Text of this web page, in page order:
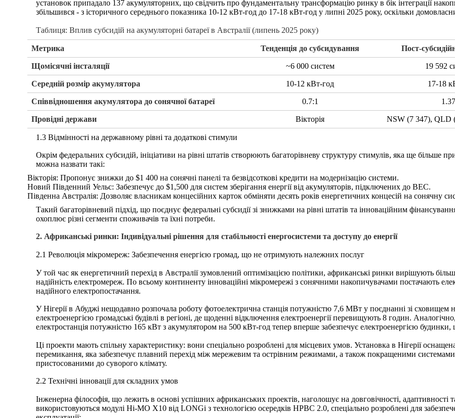
установок припадало 137 акумуляторних, що свідчить про фундаментальну трансформацію ринку в бік інтеграції
збільшився - з історичного середнього показника 10-12 кВт-год до 17-18 кВт-год у липні 2025 року, оскільки
Таблиця: Вплив субсидій на акумуляторні батареї в Австралії (липень 2025 року)
Метрика Тенденція до субсидування Пост-
Щомісячні інсталяції ~6 000 систем 19 592
Середній розмір акумулятора 10-12 кВт-год 17-18
Співвідношення акумулятора до сонячної батареї 0.7:1
Провідні держави Вікторія NSW (7 347), QLD
1.3 Відмінності на державному рівні та додаткові стимули
Окрім федеральних субсидій, ініціативи на рівні штатів створюють багаторівневу структуру стимулів, яка ще більше
можна назвати такі:
Вікторія: Пропонує знижки до $1 400 на сонячні панелі та безвідсоткові кредити на модернізацію системи.
Новий Південний Уельс: Забезпечує до $1,500 для систем зберігання енергії від акумуляторів, підключених до ВЕС.
Південна Австралія: Дозволяє власникам концесійних карток обміняти десять років енергетичних концесій на сонячну
Такий багаторівневий підхід, що поєднує федеральні субсидії зі знижками на рівні штатів та інноваційним
охоплює різні сегменти споживачів та їхні потреби.
2. Африканські ринки: Індивідуальні рішення для стабільності енергосистеми та доступу до енергії
2.1 Революція мікромереж: Забезпечення енергією громад, що не отримують належних послуг
У той час як енергетичний перехід в Австралії зумовлений оптимізацією політики, африканські ринки вирішують
надійність електромереж. По всьому континенту інноваційні мікромережі з сонячними накопичувачами постачають
надійного електропостачання.
У Нігерії в Абуджі нещодавно розпочала роботу фотоелектрична станція потужністю 7,6 МВт у поєднанні зі
електроенергією громадські будівлі в регіоні, де щоденні відключення електроенергії перевищують 8 годин.
електростанція потужністю 165 кВт з акумулятором на 500 кВт-год тепер вперше забезпечує електроенергією
Ці проекти мають спільну характеристику: вони спеціально розроблені для місцевих умов. Установка в Нігерії
перемикання, яка забезпечує плавний перехід між мережевим та острівним режимами, а також покращеними системами
пристосованими до суворого клімату.
2.2 Технічні інновації для складних умов
Інженерна філософія, що лежить в основі успішних африканських проектів, наголошує на довговічності, адаптивності
використовуються модулі Hi-MO X10 від LONGi з технологією осередків HPBC 2.0, спеціально розроблені для